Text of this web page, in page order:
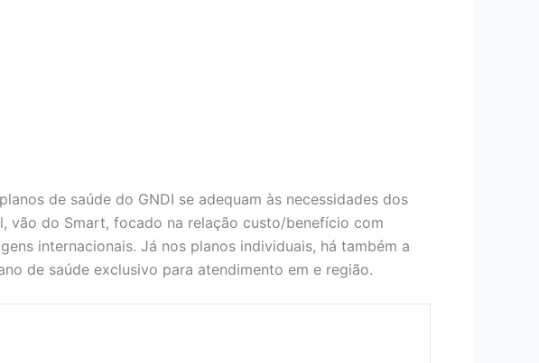
de saúde do GNDI se adequam às necessidades dos
vão do Smart, focado na relação custo/benefício com
internacionais. Já nos planos individuais, há também a
de saúde exclusivo para atendimento em e região.